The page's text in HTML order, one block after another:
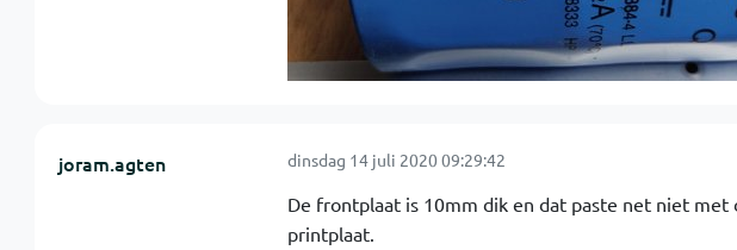
joram.agten dinsdag 14 juli 2020 09:29:42
De frontplaat is 10mm dik en dat paste net niet met
printplaat.